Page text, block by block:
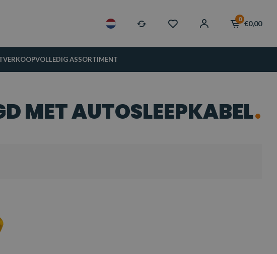
0
€0,00
VOLLEDIG ASSORTIMENT
MET AUTOSLEEPKABEL